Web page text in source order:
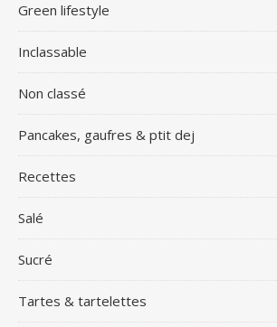
Green lifestyle
Inclassable
Non classé
Pancakes, gaufres & ptit dej
Recettes
Salé
Sucré
Tartes & tartelettes